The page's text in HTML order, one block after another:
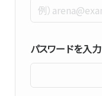
パスワードを入力